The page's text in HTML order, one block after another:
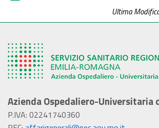
Ultima
Azienda Ospedaliero-Universitaria
P.IVA: 02241740360